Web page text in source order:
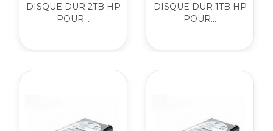
DISQUE DUR 2TB HP
POUR...
DISQUE DUR 1TB HP
POUR...